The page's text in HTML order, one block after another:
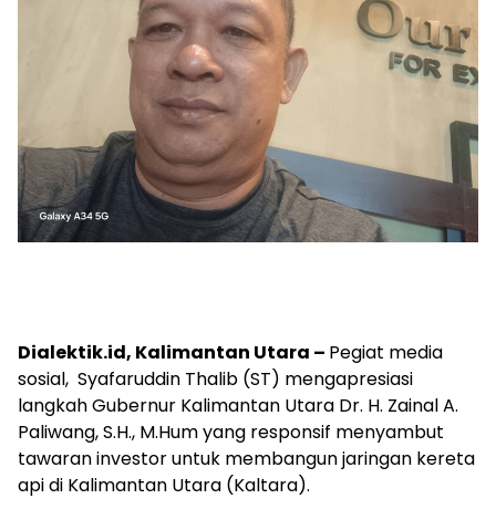
Dialektik.id, Kalimantan Utara – Pegiat media
sosial, Syafaruddin Thalib (ST) mengapresiasi
langkah Gubernur Kalimantan Utara Dr. H. Zainal A.
Paliwang, S.H., M.Hum yang responsif menyambut
tawaran investor untuk membangun jaringan kereta
api di Kalimantan Utara (Kaltara).